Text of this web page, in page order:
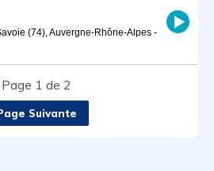
(74), Auvergne-Rhône-Alpes -
Page 1 de 2
Suivante